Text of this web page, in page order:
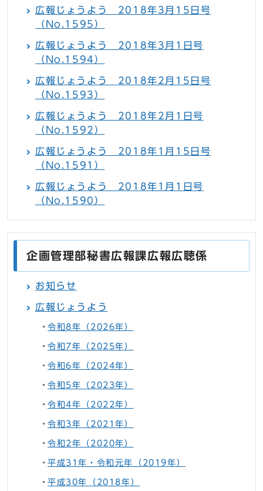
広報じょうよう 2018年3月15日号
（No.1595）
広報じょうよう 2018年3月1日号
（No.1594）
広報じょうよう 2018年2月15日号
（No.1593）
広報じょうよう 2018年2月1日号
（No.1592）
広報じょうよう 2018年1月15日号
（No.1591）
広報じょうよう 2018年1月1日号
（No.1590）
企画管理部秘書広報課広報広聴係
お知らせ
広報じょうよう
令和8年（2026年）
令和7年（2025年）
令和6年（2024年）
令和5年（2023年）
令和4年（2022年）
令和3年（2021年）
令和2年（2020年）
平成31年・令和元年（2019年）
平成30年（2018年）